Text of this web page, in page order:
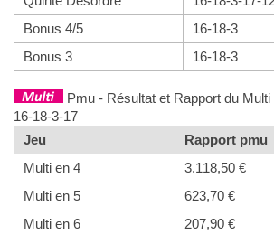
Bonus 4/5
16-18-3
Bonus 3
16-18-3
Pmu - Résultat et Rapport du Multi
16-18-3-17
Jeu
Rapport pmu
Multi en 4
3.118,50 €
Multi en 5
623,70 €
Multi en 6
207,90 €